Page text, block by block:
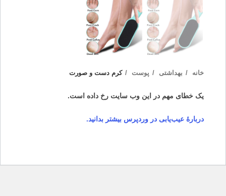
خانه بهداشتی پوست کرم دست و صورت
یک خطای مهم در این وب سایت رخ داده است.
دربارهٔ عیب‌یابی در وردپرس بیشتر بدانید.